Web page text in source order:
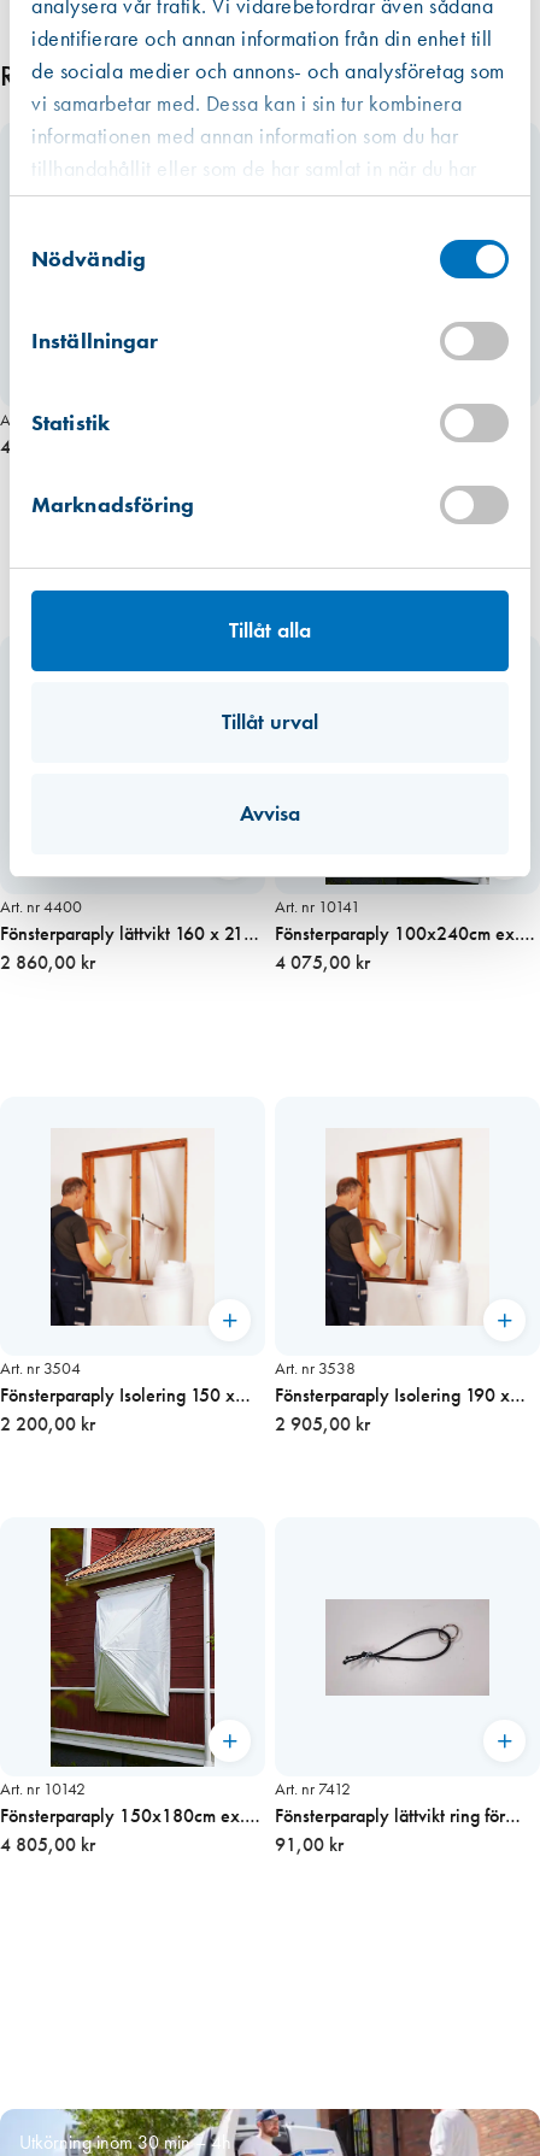
analysera vår trafik. Vi vidarebefordrar även sådana
identifierare och annan information från din enhet till
de sociala medier och annons- och analysföretag som
vi samarbetar med. Dessa kan i sin tur kombinera
informationen med annan information som du har
tillhandahållit eller som de har samlat in när du har
använt deras tjänster.
Nödvändig
Inställningar
Statistik
Marknadsföring
Tillåt alla
Tillåt urval
Avvisa
Relaterade produkter
Art. nr 6194
4 585,00 kr
Art. nr 4400
Fönsterparaply lättvikt 160 x 210
cm
2 860,00 kr
Art. nr 10141
Fönsterparaply 100x240cm ex.
stolpe (förstärkt)
4 075,00 kr
Art. nr 3504
Fönsterparaply Isolering 150 x
180 cm
2 200,00 kr
Art. nr 3538
Fönsterparaply Isolering 190 x
270 cm
2 905,00 kr
Art. nr 10142
Fönsterparaply 150x180cm ex.
stolpe (förstärkt)
4 805,00 kr
Art. nr 7412
Fönsterparaply lättvikt ring för
infästning
91,00 kr
Utkörning inom 30 min – 4h
Slut i lager
Förväntad leverans: 2026-08-07
Hitta hit
Hitta hit